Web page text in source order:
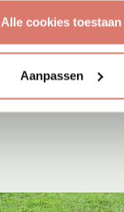
Alle cookies toestaan
Aanpassen